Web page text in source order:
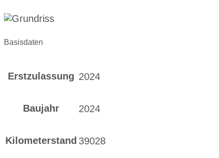
Basisdaten
Erstzulassung 2024
Baujahr 2024
Kilometerstand 39028